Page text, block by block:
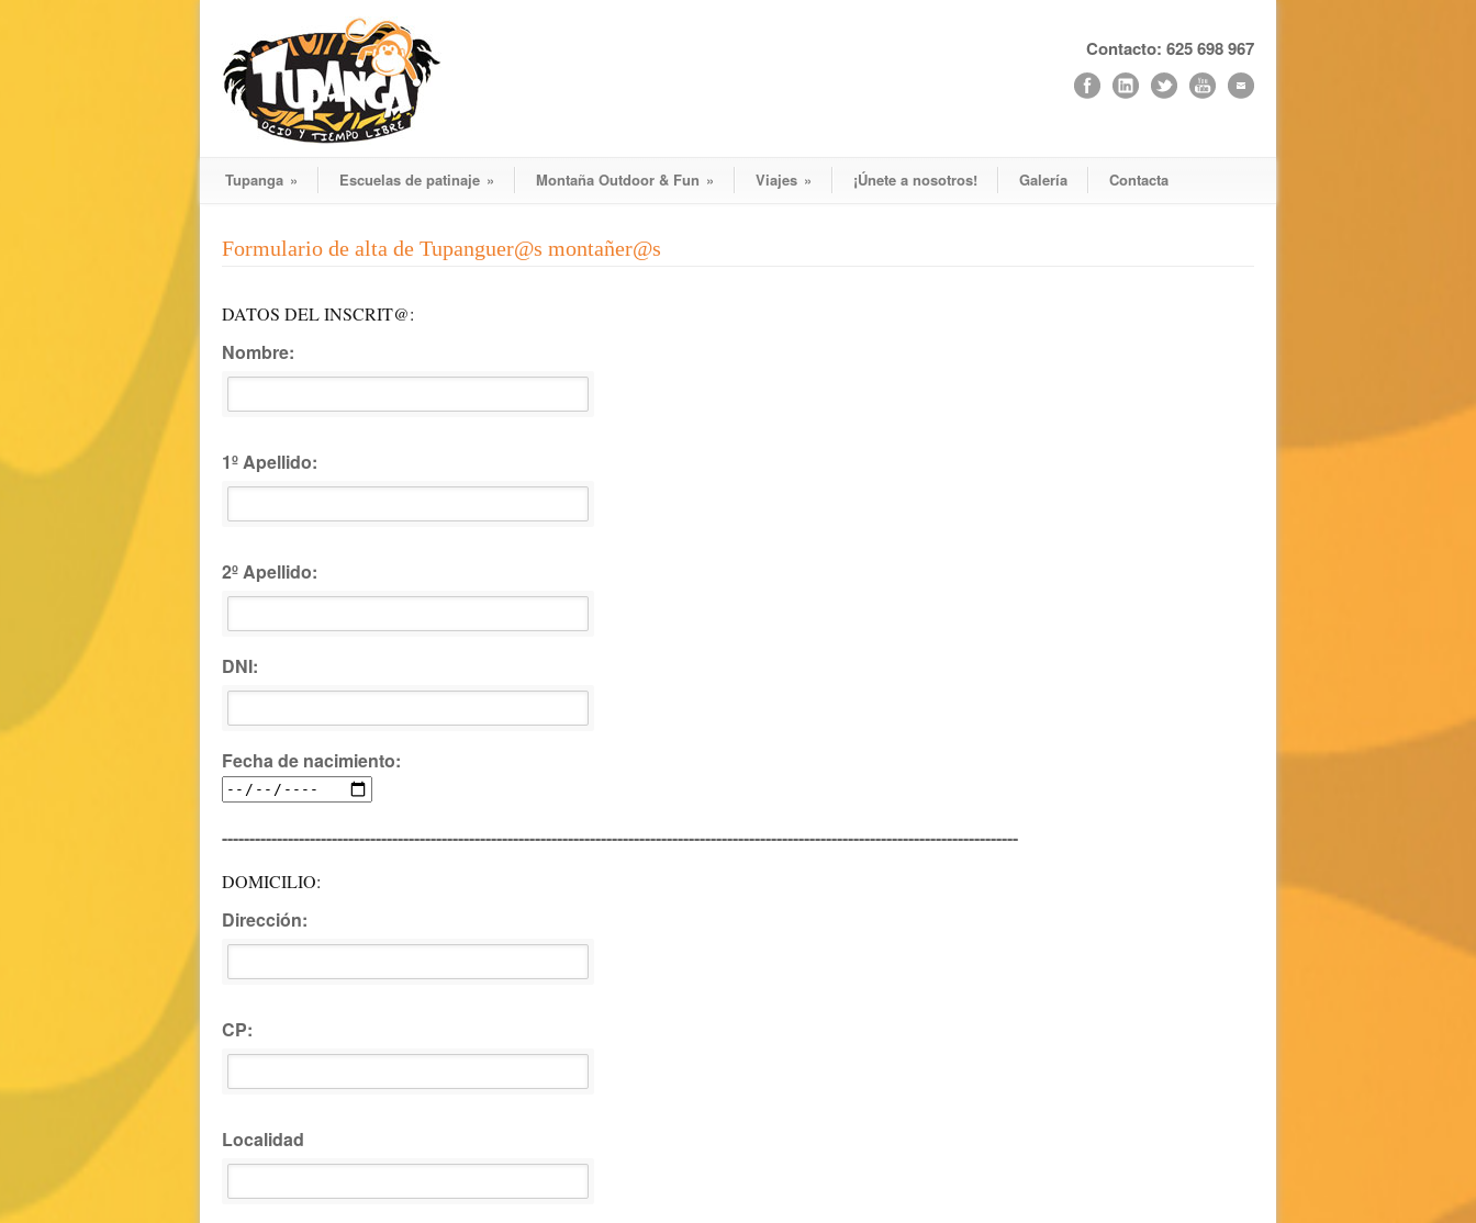
Contacto: 625 698 967
Tupanga » Escuelas de patinaje » Montaña Outdoor & Fun » Viajes » ¡Únete a nosotros! Galería Contacta
Formulario de alta de Tupanguer@s montañer@s
DATOS DEL INSCRIT@:
Nombre:
1º Apellido:
2º Apellido:
DNI:
Fecha de nacimiento:
-------------------------------------------------------------------------------------------------------------------------------------------------
DOMICILIO:
Dirección:
CP:
Localidad